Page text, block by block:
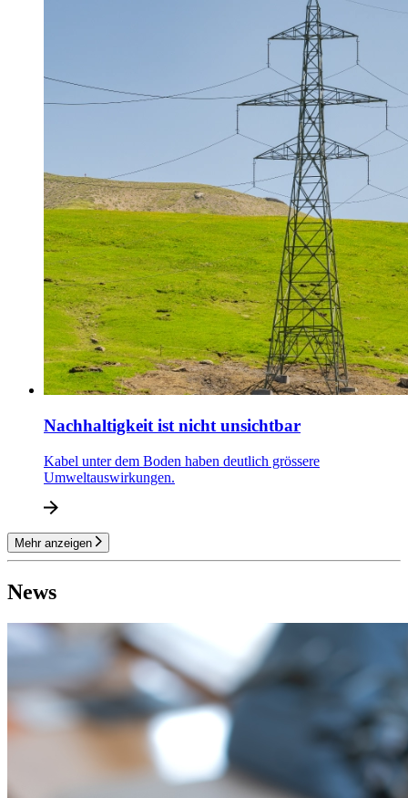
Nachhaltigkeit ist nicht unsichtbar
Kabel unter dem Boden haben deutlich grössere
Umweltauswirkungen.
Mehr anzeigen
News